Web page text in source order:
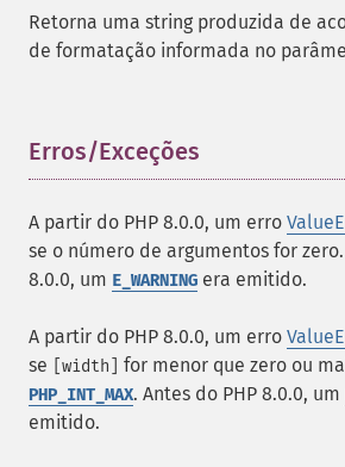
Retorna uma string produzida de
de formatação informada no
Erros/Exceções
A partir do PHP 8.0.0, um erro
se o número de argumentos for
8.0.0, um E_WARNING era emitido.
A partir do PHP 8.0.0, um erro
se
[width] for menor que zero ou
PHP_INT_MAX. Antes do PHP 8.0.0, um
emitido.